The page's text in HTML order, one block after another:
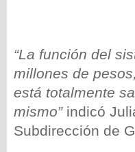
“La función del
millones de
está totalmente
mismo”indicó
Subdirección de